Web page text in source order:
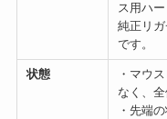
ス用ハ
純正リ
です。
状態
・マウ
なく、
・先端